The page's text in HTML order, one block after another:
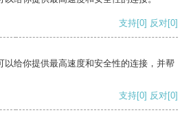
支持[0] 反对[0]
以给你提供最高速度和安全性的连接，并帮
支持[0] 反对[0]